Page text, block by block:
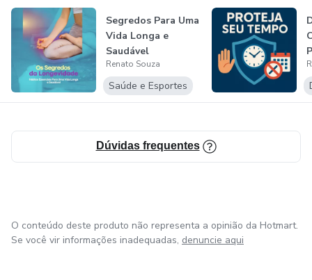
acessíveis e de fácil compreensão. Seu objetivo é ajudar
outras pessoas a evoluírem e alcançarem melhores
resultados por meio do conhecimento.
Segredos Para Uma
Vida Longa e
Saudável
Renato Souza
Saúde e Esportes
Dúvidas frequentes
O conteúdo deste produto não representa a opinião da Hotmart.
Se você vir informações inadequadas, denuncie aqui